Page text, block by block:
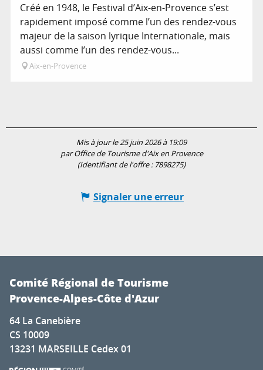
Créé en 1948, le Festival d’Aix-en-Provence s’est
rapidement imposé comme l’un des rendez-vous
majeur de la saison lyrique Internationale, mais
aussi comme l’un des rendez-vous...
Aix-en-Provence
Mis à jour le 25 juin 2026 à 19:09
par Office de Tourisme d'Aix en Provence
(Identifiant de l'offre : 7898275)
Signaler une erreur
Comité Régional de Tourisme
Provence-Alpes-Côte d'Azur
64 La Canebière
CS 10009
13231 MARSEILLE Cedex 01